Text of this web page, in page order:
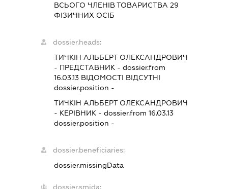
ВСЬОГО ЧЛЕНІВ ТОВАРИСТВА 29
ФІЗИЧНИХ ОСІБ
dossier.heads:
ТИЧКІН АЛЬБЕРТ ОЛЕКСАНДРОВИЧ
- ПРЕДСТАВНИК - dossier.from
16.03.13ВІДОМОСТІ ВІДСУТНІ
dossier.position -
ТИЧКІН АЛЬБЕРТ ОЛЕКСАНДРОВИЧ
- КЕРІВНИК - dossier.from 16.03.13
dossier.position -
dossier.beneficiaries:
dossier.missingData
dossier.smida: